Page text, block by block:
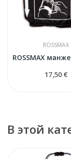
ROSSMAX
17,50 €
В этой